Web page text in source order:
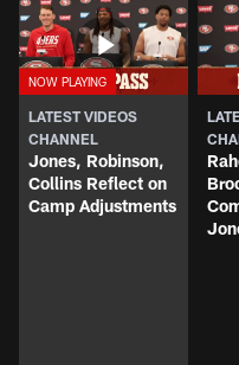
LATEST VIDEOS
CHANNEL
Jones, Robinson,
Collins Reflect on
Camp Adjustments